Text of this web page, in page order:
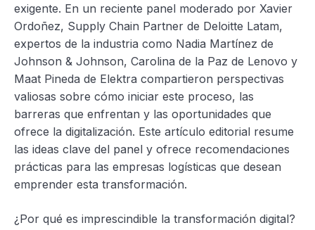
exigente. En un reciente panel moderado por Xavier
Ordoñez, Supply Chain Partner de Deloitte Latam,
expertos de la industria como Nadia Martínez de
Johnson & Johnson, Carolina de la Paz de Lenovo y
Maat Pineda de Elektra compartieron perspectivas
valiosas sobre cómo iniciar este proceso, las
barreras que enfrentan y las oportunidades que
ofrece la digitalización. Este artículo editorial resume
las ideas clave del panel y ofrece recomendaciones
prácticas para las empresas logísticas que desean
emprender esta transformación.
¿Por qué es imprescindible la transformación digital?